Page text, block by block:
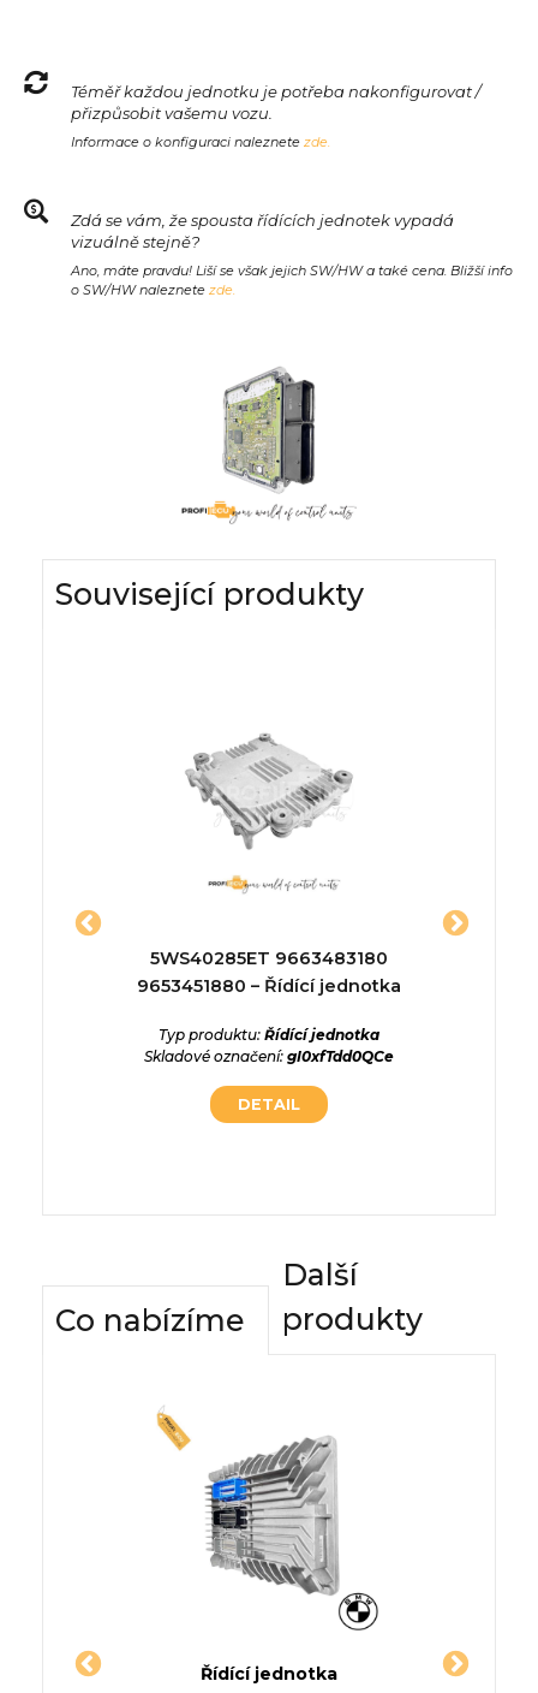
Téměř každou jednotku je potřeba nakonfigurovat /
přizpůsobit vašemu vozu.
Informace o konfiguraci naleznete zde.
Zdá se vám, že spousta řídících jednotek vypadá
vizuálně stejně?
Ano, máte pravdu! Liší se však jejich SW/HW a také cena. Bližší info
o SW/HW naleznete zde.
Související produkty
5WS40285ET 9663483180
9653451880 – Řídící jednotka
Typ produktu: Řídící jednotka
Skladové označení: gI0xfTdd0QCe
DETAIL
Co nabízíme
Další
produkty
Řídící jednotka
Jednotka TOYOTA CALDINA